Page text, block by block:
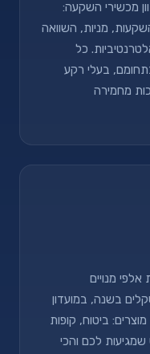
מכשירי השקעה:
מניות, השוואה
כל
בעלי רקע
מחמירה
מנויים
בשנה, במועדון
ביטוח, קופות
לכם והכי